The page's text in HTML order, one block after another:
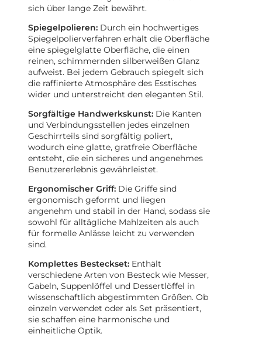
sich über lange Zeit bewährt.
Spiegelpolieren: Durch ein hochwertiges
Spiegelpolierverfahren erhält die Oberfläche
eine spiegelglatte Oberfläche, die einen
reinen, schimmernden silberweißen Glanz
aufweist. Bei jedem Gebrauch spiegelt sich
die raffinierte Atmosphäre des Esstisches
wider und unterstreicht den eleganten Stil.
Sorgfältige Handwerkskunst: Die Kanten
und Verbindungsstellen jedes einzelnen
Geschirrteils sind sorgfältig poliert,
wodurch eine glatte, gratfreie Oberfläche
entsteht, die ein sicheres und angenehmes
Benutzererlebnis gewährleistet.
Ergonomischer Griff: Die Griffe sind
ergonomisch geformt und liegen
angenehm und stabil in der Hand, sodass sie
sowohl für alltägliche Mahlzeiten als auch
für formelle Anlässe leicht zu verwenden
sind.
Komplettes Besteckset: Enthält
verschiedene Arten von Besteck wie Messer,
Gabeln, Suppenlöffel und Dessertlöffel in
wissenschaftlich abgestimmten Größen. Ob
einzeln verwendet oder als Set präsentiert,
sie schaffen eine harmonische und
einheitliche Optik.